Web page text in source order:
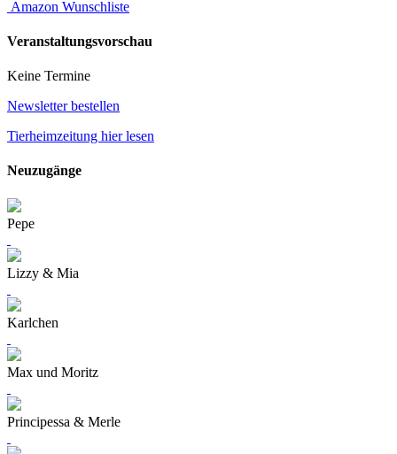
Amazon Wunschliste
Veranstaltungsvorschau
Keine Termine
Newsletter bestellen
Tierheimzeitung hier lesen
Neuzugänge
Pepe
Lizzy & Mia
Karlchen
Max und Moritz
Principessa & Merle